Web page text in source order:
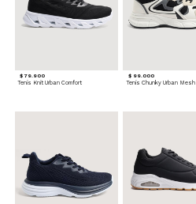
$ 79.900
Tenis Knit Urban Comfort
$ 99.000
Tenis Chunky Urban Mesh